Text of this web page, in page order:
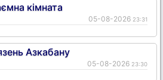
кімната
05-08-2026 23:31
Азкабану
05-08-2026 23:30